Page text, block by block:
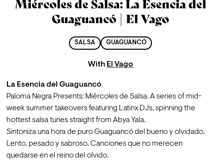
Miércoles de Salsa: La Esencia del
Guaguancó | El Vago
SALSA GUAGUANCÓ
With El Vago
La Esencia del Guaguancó
Paloma Negra Presents: Miércoles de Salsa. A series of mid-
week summer takeovers featuring Latinx DJs, spinning the
hottest salsa tunes straight from Abya Yala.
Sintoniza una hora de puro Guaguancó del bueno y olvidado.
Lento, pesado y sabroso. Canciones que no merecen
quedarse en el reino del olvido.